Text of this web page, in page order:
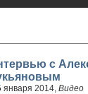
с
января 2014, Видео